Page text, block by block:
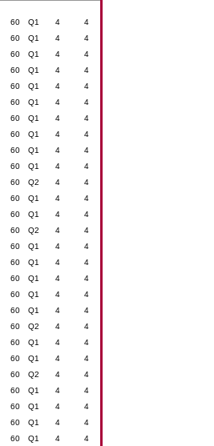
60 Q1 4 4
60 Q1 4 4
60 Q1 4 4
60 Q1 4 4
60 Q1 4 4
60 Q1 4 4
60 Q1 4 4
60 Q1 4 4
60 Q1 4 4
60 Q1 4 4
60 Q2 4 4
60 Q1 4 4
60 Q1 4 4
60 Q2 4 4
60 Q1 4 4
60 Q1 4 4
60 Q1 4 4
60 Q1 4 4
60 Q1 4 4
60 Q2 4 4
60 Q1 4 4
60 Q1 4 4
60 Q2 4 4
60 Q1 4 4
60 Q1 4 4
60 Q1 4 4
60 Q1 4 4